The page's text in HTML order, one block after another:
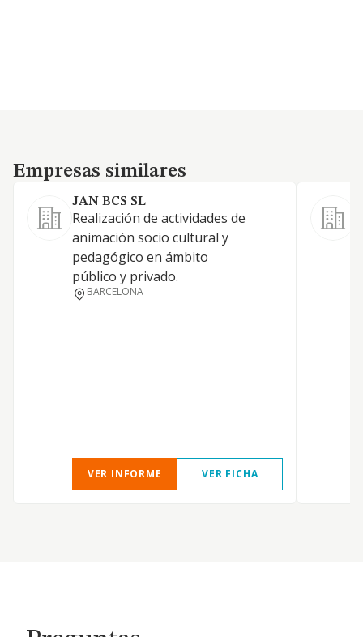
Empresas similares
Empresas similares
JAN BCS SL
Realización de actividades de
animación socio cultural y
pedagógico en ámbito
público y privado.
BARCELONA
VER INFORME VER FICHA